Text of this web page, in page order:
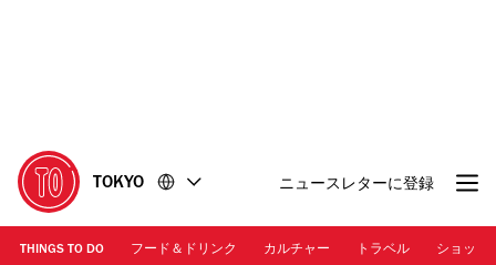
に
移
動
移
動
TOKYO ニュースレターに登録
THINGS TO DO フード＆ドリンク カルチャー トラベル ショッピ